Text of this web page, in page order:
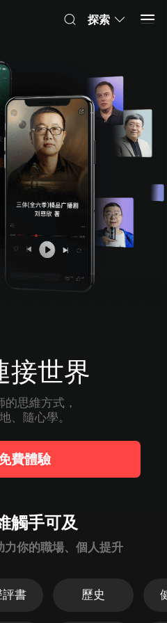
打開 App
接世界
的思維方式，
、隨心學。
你的職場、個人提升